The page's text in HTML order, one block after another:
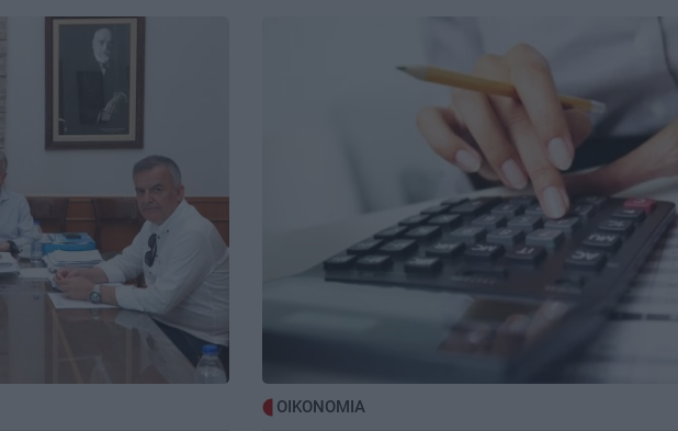
22:10
– Το ψήφισμα του Δήμου
ΚΡΗΤΗ
Εργαζόμενοι Βενιζέλειου: Ο κόμβος
είναι αναγκαίος – Ώρα να
χρηματοδοτηθούν και τα ώριμα έργα
20:26
ΚΡΗΤΗ
Λαχτάρησαν οι περαστικοί στην
Αρχιεπισκόπου Μακαρίου – Φωτιά σε
δίκυκλο κινητοποίησε την
Πυροσβεστική
ΟΙΚΟΝΟΜΙΑ